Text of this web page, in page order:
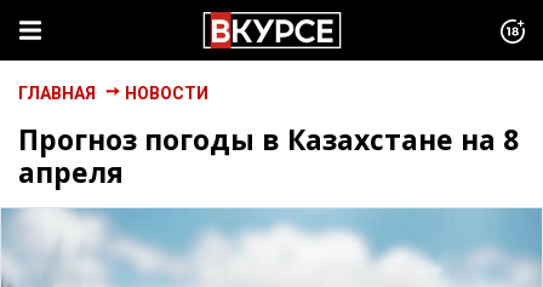
ГЛАВНАЯ НОВОСТИ
Прогноз погоды в Казахстане на 8
апреля